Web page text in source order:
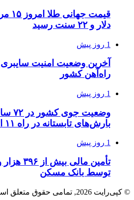
دلار و ۲۲ سنت رسید
1 روز پیش
آخرین وضعیت امنیت
راه‌آهن کشور
1 روز پیش
بارش‌های تابستانه در راه ۱۱ استان
1 روز پیش
تأمین
توسط بانک مسکن
© کپی‌رایت 2026, تمامی حقوق متعلق است به |